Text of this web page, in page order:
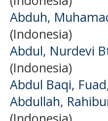
Abduh,
(Indonesia)
Abdul, Nurdevi
(Indonesia)
Abdul Baqi, Fuad
Abdullah,